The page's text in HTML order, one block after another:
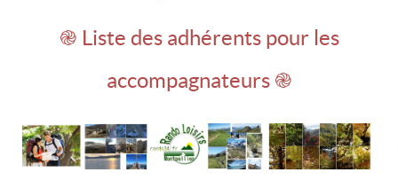
֎ Liste des adhérents pour les
accompagnateurs ֎